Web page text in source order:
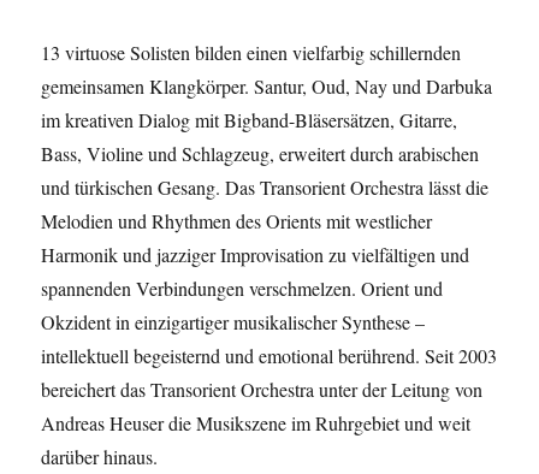
13 virtuose Solisten bilden einen vielfarbig schillernden
gemeinsamen Klangkörper. Santur, Oud, Nay und Darbuka
im kreativen Dialog mit Bigband-Bläsersätzen, Gitarre,
Bass, Violine und Schlagzeug, erweitert durch arabischen
und türkischen Gesang. Das Transorient Orchestra lässt die
Melodien und Rhythmen des Orients mit westlicher
Harmonik und jazziger Improvisation zu vielfältigen und
spannenden Verbindungen verschmelzen. Orient und
Okzident in einzigartiger musikalischer Synthese –
intellektuell begeisternd und emotional berührend. Seit 2003
bereichert das Transorient Orchestra unter der Leitung von
Andreas Heuser die Musikszene im Ruhrgebiet und weit
darüber hinaus.